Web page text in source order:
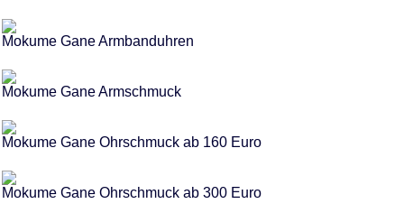
Mokume Gane Armbanduhren
Mokume Gane Armschmuck
Mokume Gane Ohrschmuck ab 160 Euro
Mokume Gane Ohrschmuck ab 300 Euro